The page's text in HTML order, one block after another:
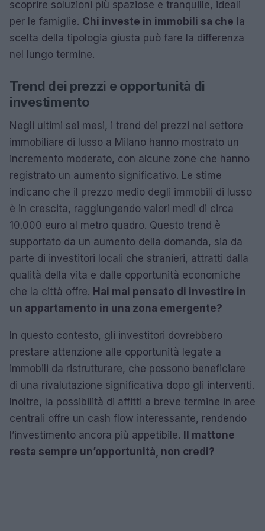
scoprire soluzioni più spaziose e tranquille, ideali
per le famiglie. Chi investe in immobili sa che la
scelta della tipologia giusta può fare la differenza
nel lungo termine.
Trend dei prezzi e opportunità di
investimento
Negli ultimi sei mesi, i trend dei prezzi nel settore
immobiliare di lusso a Milano hanno mostrato un
incremento moderato, con alcune zone che hanno
registrato un aumento significativo. Le stime
indicano che il prezzo medio degli immobili di lusso
è in crescita, raggiungendo valori medi di circa
10.000 euro al metro quadro. Questo trend è
supportato da un aumento della domanda, sia da
parte di investitori locali che stranieri, attratti dalla
qualità della vita e dalle opportunità economiche
che la città offre. Hai mai pensato di investire in
un appartamento in una zona emergente?
In questo contesto, gli investitori dovrebbero
prestare attenzione alle opportunità legate a
immobili da ristrutturare, che possono beneficiare
di una rivalutazione significativa dopo gli interventi.
Inoltre, la possibilità di affitti a breve termine in aree
centrali offre un cash flow interessante, rendendo
l’investimento ancora più appetibile. Il mattone
resta sempre un’opportunità, non credi?